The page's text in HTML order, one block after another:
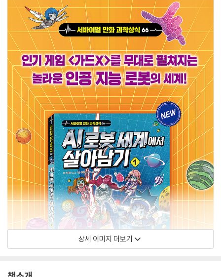
상세 이미지 더보기